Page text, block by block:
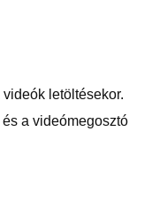
letöltésekor.
a videómegosztó